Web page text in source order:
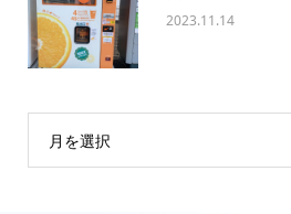
2023.11.14
月を選択